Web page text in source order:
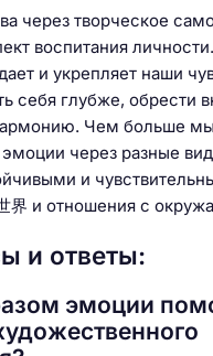
через творческое
воспитания
и укрепляет наши
себя глубже, обрести
Чем больше
через разные
и
界 и отношения с
и ответы:
эмоции